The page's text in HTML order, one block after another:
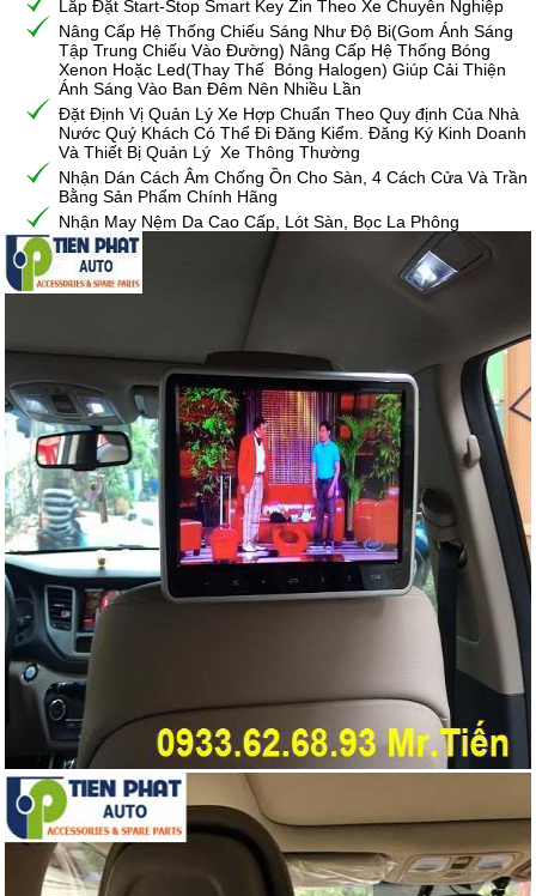
Lắp Đặt Start-Stop Smart Key Zin Theo Xe Chuyên Nghiệp
Nâng Cấp Hệ Thống Chiếu Sáng Như Độ Bi(Gom Ánh Sáng
Tập Trung Chiếu Vào Đường) Nâng Cấp Hệ Thống Bóng
Xenon Hoặc Led(Thay Thế Bóng Halogen) Giúp Cải Thiện
Ánh Sáng Vào Ban Đêm Nên Nhiều Lần
Đặt Định Vị Quản Lý Xe Hợp Chuẩn Theo Quy định Của Nhà
Nước Quý Khách Có Thể Đi Đăng Kiểm. Đăng Ký Kinh Doanh
Và Thiết Bị Quản Lý Xe Thông Thường
Nhận Dán Cách Âm Chống Ồn Cho Sàn, 4 Cách Cửa Và Trần
Bằng Sản Phẩm Chính Hãng
Nhận May Nệm Da Cao Cấp, Lót Sàn, Bọc La Phông